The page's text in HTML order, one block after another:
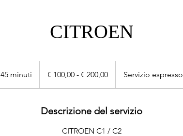
CITROEN
45 minuti
5
€ 100,00 - € 200,00 Servizio espresso
Descrizione del servizio
CITROEN C1 / C2